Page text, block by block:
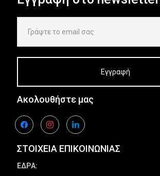
Ακολουθήστε μας
facebookinstagramlinkedin
ΣΤΟΙΧΕΙΑ ΕΠΙΚΟΙΝΩΝΙΑΣ
ΕΔΡΑ: